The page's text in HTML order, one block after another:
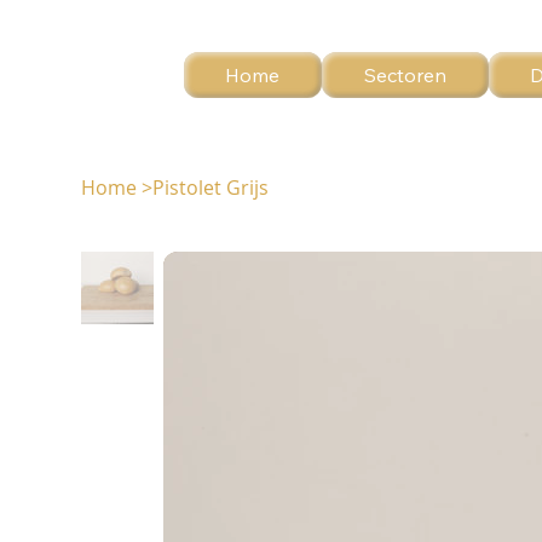
Home Sectoren
Home>Pistolet Grijs